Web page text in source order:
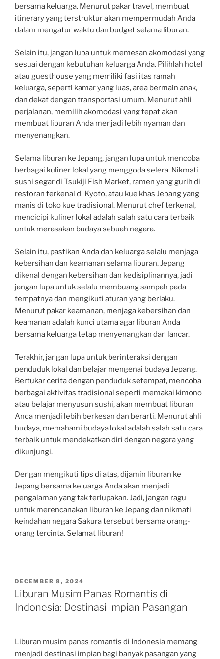
bersama keluarga. Menurut pakar travel, membuat
itinerary yang terstruktur akan mempermudah Anda
dalam mengatur waktu dan budget selama liburan.
Selain itu, jangan lupa untuk memesan akomodasi yang
sesuai dengan kebutuhan keluarga Anda. Pilihlah hotel
atau guesthouse yang memiliki fasilitas ramah
keluarga, seperti kamar yang luas, area bermain anak,
dan dekat dengan transportasi umum. Menurut ahli
perjalanan, memilih akomodasi yang tepat akan
membuat liburan Anda menjadi lebih nyaman dan
menyenangkan.
Selama liburan ke Jepang, jangan lupa untuk mencoba
berbagai kuliner lokal yang menggoda selera. Nikmati
sushi segar di Tsukiji Fish Market, ramen yang gurih di
restoran terkenal di Kyoto, atau kue khas Jepang yang
manis di toko kue tradisional. Menurut chef terkenal,
mencicipi kuliner lokal adalah salah satu cara terbaik
untuk merasakan budaya sebuah negara.
Selain itu, pastikan Anda dan keluarga selalu menjaga
kebersihan dan keamanan selama liburan. Jepang
dikenal dengan kebersihan dan kedisiplinannya, jadi
jangan lupa untuk selalu membuang sampah pada
tempatnya dan mengikuti aturan yang berlaku.
Menurut pakar keamanan, menjaga kebersihan dan
keamanan adalah kunci utama agar liburan Anda
bersama keluarga tetap menyenangkan dan lancar.
Terakhir, jangan lupa untuk berinteraksi dengan
penduduk lokal dan belajar mengenai budaya Jepang.
Bertukar cerita dengan penduduk setempat, mencoba
berbagai aktivitas tradisional seperti memakai kimono
atau belajar menyusun sushi, akan membuat liburan
Anda menjadi lebih berkesan dan berarti. Menurut ahli
budaya, memahami budaya lokal adalah salah satu cara
terbaik untuk mendekatkan diri dengan negara yang
dikunjungi.
Dengan mengikuti tips di atas, dijamin liburan ke
Jepang bersama keluarga Anda akan menjadi
pengalaman yang tak terlupakan. Jadi, jangan ragu
untuk merencanakan liburan ke Jepang dan nikmati
keindahan negara Sakura tersebut bersama orang-
orang tercinta. Selamat liburan!
POSTED
ON
DECEMBER 8, 2024
Liburan Musim Panas Romantis di
Indonesia: Destinasi Impian Pasangan
Liburan musim panas romantis di Indonesia memang
menjadi destinasi impian bagi banyak pasangan yang